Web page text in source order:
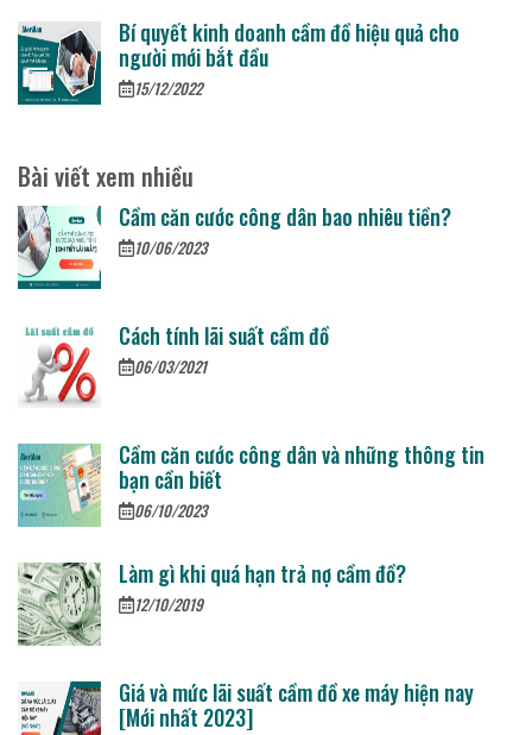
Bí quyết kinh doanh cầm đồ hiệu quả cho
người mới bắt đầu
15/12/2022
Bài viết xem nhiều
Cầm căn cước công dân bao nhiêu tiền?
10/06/2023
Cách tính lãi suất cầm đồ
06/03/2021
Cầm căn cước công dân và những thông tin
bạn cần biết
06/10/2023
Làm gì khi quá hạn trả nợ cầm đồ?
12/10/2019
Giá và mức lãi suất cầm đồ xe máy hiện nay
[Mới nhất 2023]